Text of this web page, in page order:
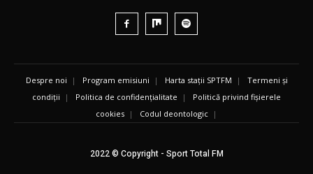
Despre noi | Program emisiuni | Harta stații SPTFM | Termeni și
condiții | Politica de confidențialitate | Politică privind fișierele
cookies | Codul deontologic |
2022 © Copyright - Sport Total FM